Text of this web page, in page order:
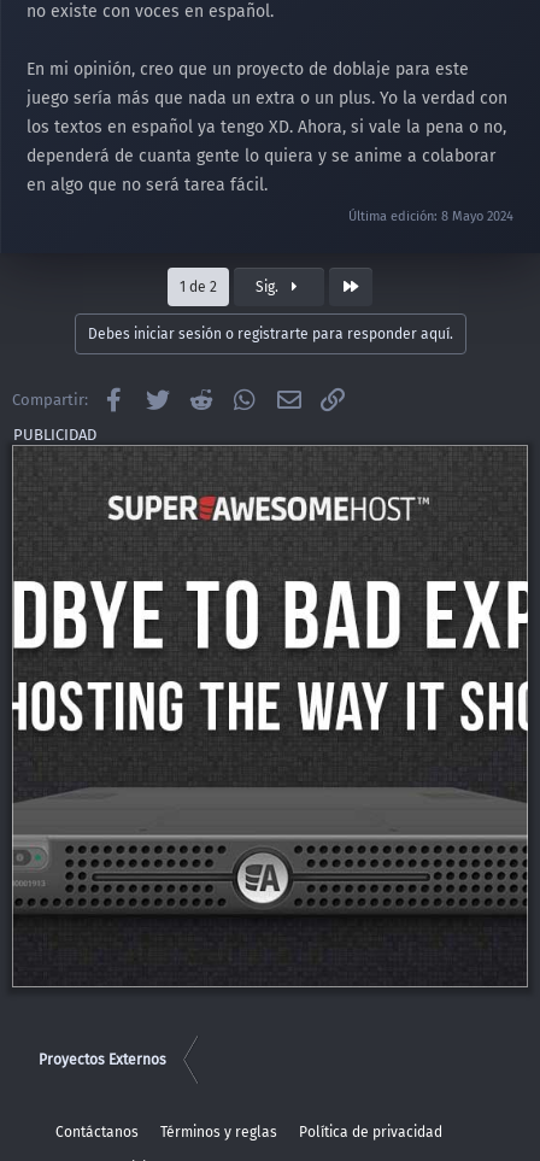
no existe con voces en español.
En mi opinión, creo que un proyecto de doblaje para este
juego sería más que nada un extra o un plus. Yo la verdad con
los textos en español ya tengo XD. Ahora, si vale la pena o no,
dependerá de cuanta gente lo quiera y se anime a colaborar
en algo que no será tarea fácil.
Última edición: 8 Mayo 2024
1 de 2 Sig. Último
Debes iniciar sesión o registrarte para responder aquí.
Compartir: FacebookTwitter Reddit WhatsApp
Email
Proyectos Externos
Contáctanos Términos y reglas Política de privacidad